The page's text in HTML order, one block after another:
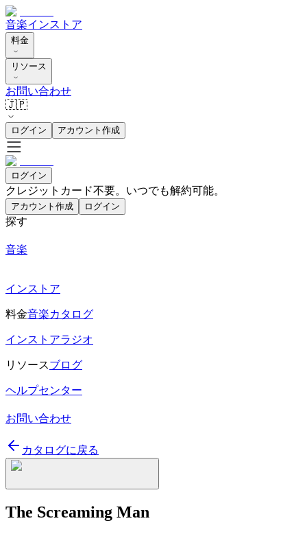
音楽インストア
料金
リソース
お問い合わせ
🇯🇵
ログイン アカウント作成
ログイン
クレジットカード不要。いつでも解約可能。
アカウント作成 ログイン
探す
音楽
インストア
料金音楽カタログ
インストアラジオ
リソースブログ
ヘルプセンター
お問い合わせ
カタログに戻る
The Screaming Man